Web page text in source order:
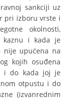
sankciji uz
pri izboru vrste i
okolnosti,
kaznu i kada je
nije upućena na
kojih osuđena
i do kada joj je
otpustu i do
(izvanrednim